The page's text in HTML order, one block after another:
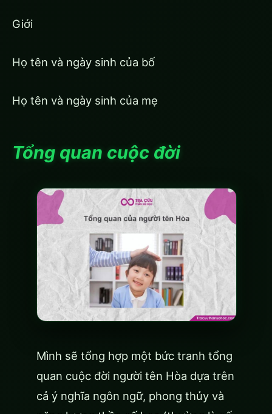
Giới
Họ tên và ngày sinh của bố
Họ tên và ngày sinh của mẹ
Tổng quan cuộc đời
Mình sẽ tổng hợp một bức tranh tổng
quan cuộc đời người tên Hòa dựa trên
cả ý nghĩa ngôn ngữ, phong thủy và